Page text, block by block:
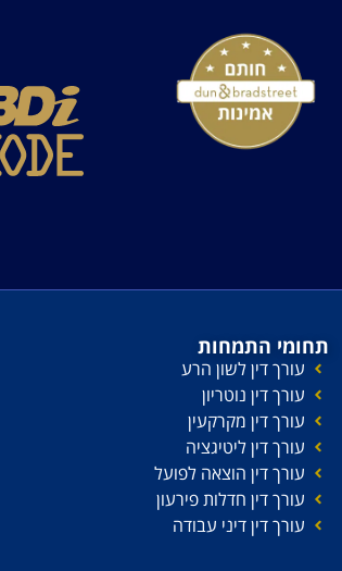
תחומי התמחות
עורך דין לשון הרע
עורך דין נוטריון
עורך דין מקרקעין
עורך דין ליטיגציה
עורך דין הוצאה לפועל
עורך דין חדלות פירעון
עורך דין דיני עבודה